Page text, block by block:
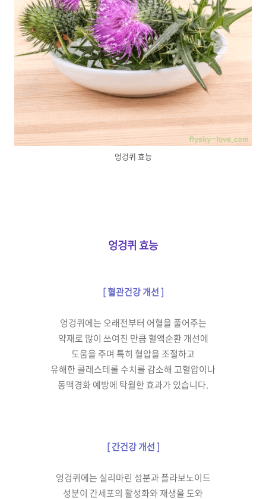
엉겅퀴 효능
엉겅퀴 효능
[ 혈관건강 개선 ]
엉겅퀴에는 오래전부터 어혈을 풀어주는
약재로 많이 쓰여진 만큼 혈액순환 개선에
도움을 주며 특히 혈압을 조절하고
유해한 콜레스테롤 수치를 감소해 고혈압이나
동맥경화 예방에 탁월한 효과가 있습니다.
[ 간건강 개선 ]
엉겅퀴에는 실리마린 성분과플라보노이드
성분이 간세포의 활성화와 재생을 도와